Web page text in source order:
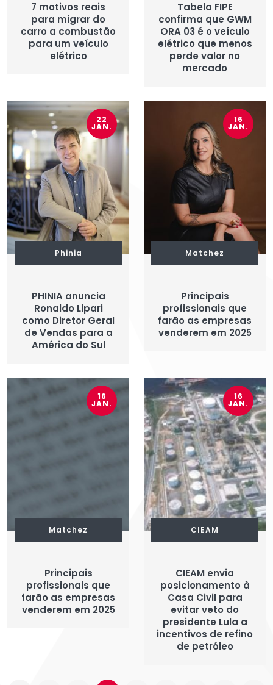
7 motivos reais
para migrar do
carro a combustão
para um veículo
elétrico
Tabela FIPE
confirma que GWM
ORA 03 é o veículo
elétrico que menos
perde valor no
mercado
22
JAN.
Phinia
PHINIA anuncia
Ronaldo Lipari
como Diretor Geral
de Vendas para a
América do Sul
16
JAN.
Matchez
Principais
profissionais que
farão as empresas
venderem em 2025
16
JAN.
Matchez
Principais
profissionais que
farão as empresas
venderem em 2025
16
JAN.
CIEAM
CIEAM envia
posicionamento à
Casa Civil para
evitar veto do
presidente Lula a
incentivos de refino
de petróleo